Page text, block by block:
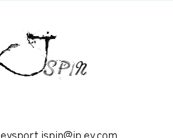
eysport.jspin@jp.ey.com